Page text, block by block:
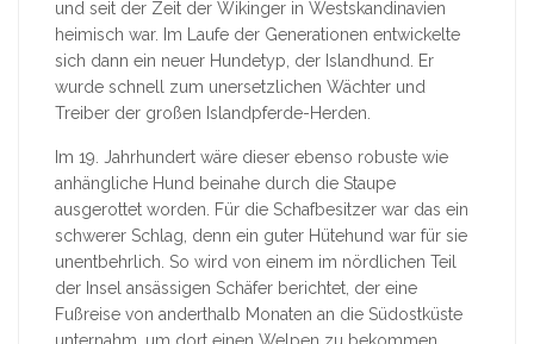
und seit der Zeit der Wikinger in Westskandinavien
heimisch war. Im Laufe der Generationen entwickelte
sich dann ein neuer Hundetyp, der Islandhund. Er
wurde schnell zum unersetzlichen Wächter und
Treiber der großen Islandpferde-Herden.
Im 19. Jahrhundert wäre dieser ebenso robuste wie
anhängliche Hund beinahe durch die Staupe
ausgerottet worden. Für die Schafbesitzer war das ein
schwerer Schlag, denn ein guter Hütehund war für sie
unentbehrlich. So wird von einem im nördlichen Teil
der Insel ansässigen Schäfer berichtet, der eine
Fußreise von anderthalb Monaten an die Südostküste
unternahm, um dort einen Welpen zu bekommen.